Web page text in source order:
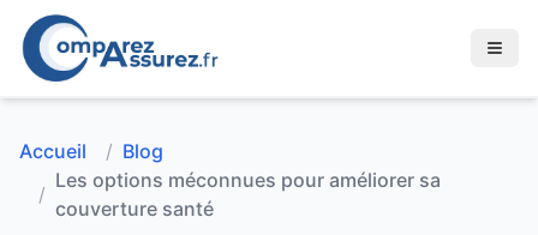
Accueil / Blog
/
Les options méconnues pour améliorer sa
couverture santé